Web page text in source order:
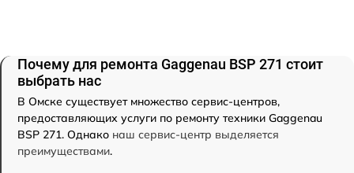
Почему для ремонта Gaggenau BSP 271 стоит
выбрать нас
В Омске существует множество сервис-центров,
предоставляющих услуги по ремонту техники Gaggenau
BSP 271. Однако наш сервис-центр выделяется
преимуществами.